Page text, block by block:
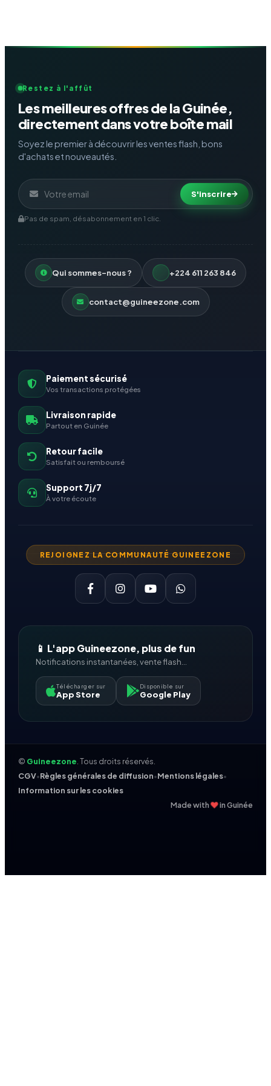
Restez à l'affût
Les meilleures offres de la Guinée,
directement dans votre boîte mail
Soyez le premier à découvrir les ventes flash, bons
d'achats et nouveautés.
S'inscrire
Pas de spam, désabonnement en 1 clic.
Qui sommes-nous ? +224 611 263 846
contact@guineezone.com
Paiement sécurisé
Vos transactions protégées
Livraison rapide
Partout en Guinée
Retour facile
Satisfait ou remboursé
Support 7j/7
À votre écoute
REJOIGNEZ LA COMMUNAUTÉ GUINEEZONE
📱 L'app Guineezone, plus de fun
Notifications instantanées, vente flash...
Télécharger sur
App Store
Disponible sur
Google Play
© Guineezone . Tous droits réservés.
CGV•Règles générales de diffusion•Mentions légales•
Information sur les cookies
Made with❤in Guinée